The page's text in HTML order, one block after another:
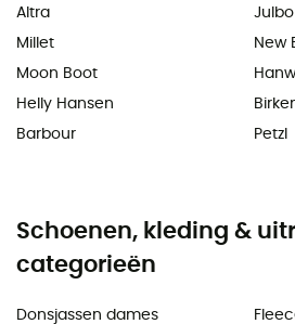
Altra
Millet
Moon Boot
Helly Hansen
Barbour
Julbo
New
Petzl
Schoenen, kleding &
categorieën
Donsjassen dames